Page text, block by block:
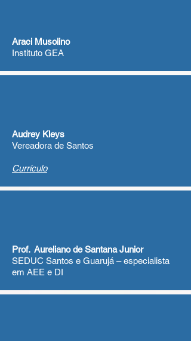
Araci Musolino
Instituto GEA
Audrey Kleys
Vereadora de Santos
Currículo
Prof. Aureliano de Santana Junior
SEDUC Santos e Guarujá – especialista
em AEE e DI